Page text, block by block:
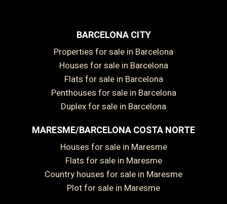
BARCELONA CITY
Properties for sale in Barcelona
Houses for sale in Barcelona
Flats for sale in Barcelona
Penthouses for sale in Barcelona
Duplex for sale in Barcelona
MARESME/BARCELONA COSTA NORTE
Houses for sale in Maresme
Flats for sale in Maresme
Country houses for sale in Maresme
Plot for sale in Maresme